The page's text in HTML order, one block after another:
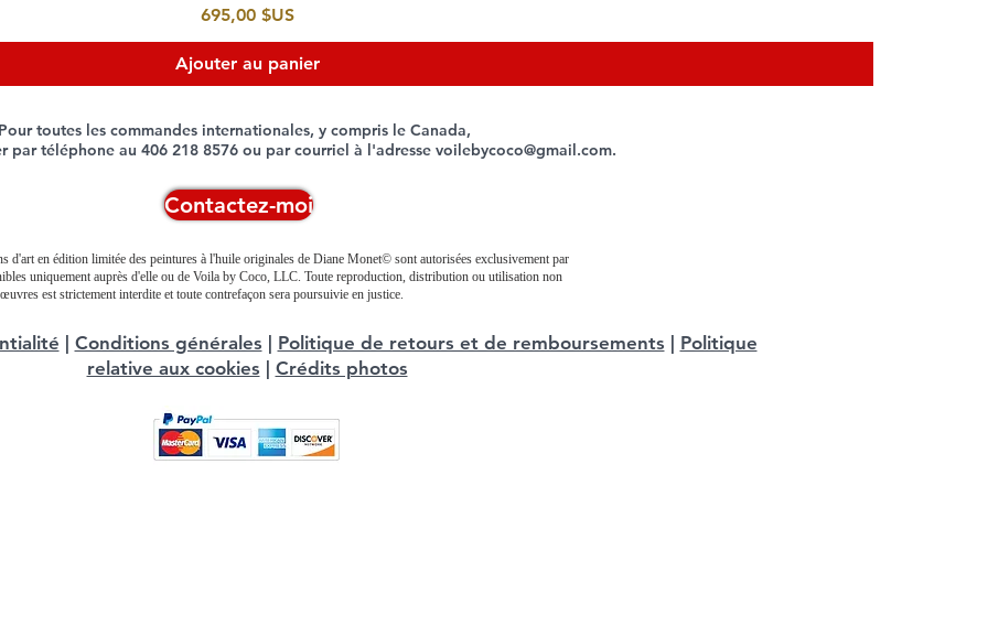
Prix
695,00 $US
Ajouter au panier
toutes les commandes internationales, y compris le Canada,
par téléphone au 406 218 8576 ou par courriel à l'adresse voilebycoco@gmail.com.
Contactez-moi
d'art en édition limitée des peintures à l'huile originales de Diane Monet© sont autorisées exclusivement par
uniquement auprès d'elle ou de Voila by Coco, LLC. Toute reproduction, distribution ou utilisation non
est strictement interdite et toute contrefaçon sera poursuivie en justice.
| Conditions générales | Politique de retours et de remboursements | Politique
relative aux cookies | Crédits photos